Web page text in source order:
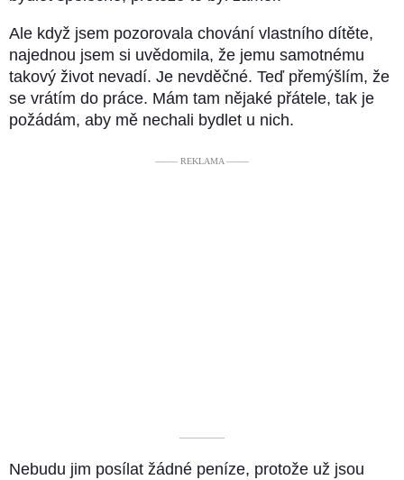
Ale když jsem pozorovala chování vlastního dítěte,
najednou jsem si uvědomila, že jemu samotnému
takový život nevadí. Je nevděčné. Teď přemýšlím, že
se vrátím do práce. Mám tam nějaké přátele, tak je
požádám, aby mě nechali bydlet u nich.
––––– REKLAMA –––––
––––––––––
Nebudu jim posílat žádné peníze, protože už jsou